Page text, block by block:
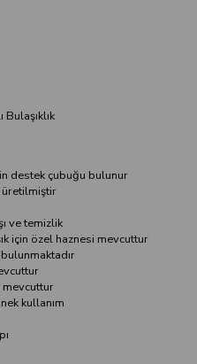
destek çubuğu bulunur
üretilmiştir
ve temizlik
için özel haznesi mevcuttur
mevcuttur
kullanım